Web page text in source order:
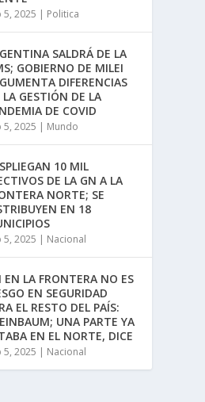
5, 2025 | Politica
SALDRÁ DE LA
GOBIERNO DE MILEI
DIFERENCIAS
LA GESTIÓN DE LA
DE COVID
5, 2025 | Mundo
10 MIL
DE LA GN A LA
NORTE; SE
EN 18
5, 2025 | Nacional
EN LA FRONTERA NO ES
EN SEGURIDAD
EL RESTO DEL PAÍS:
UNA PARTE YA
EN EL NORTE, DICE
5, 2025 | Nacional